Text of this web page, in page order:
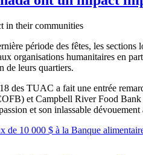
période des fêtes, les
organisations humanitaires en
de leurs quartiers.
des TUAC a fait une entrée
et Campbell River Food
et son inlassable
10 000 $ à la Banque